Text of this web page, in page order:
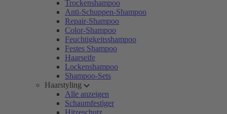
Trockenshampoo
Anti-Schuppen-Shampoo
Repair-Shampoo
Color-Shampoo
Feuchtigkeitsshampoo
Festes Shampoo
Haarseife
Lockenshampoo
Shampoo-Sets
Haarstyling
Alle anzeigen
Schaumfestiger
Hitzeschutz